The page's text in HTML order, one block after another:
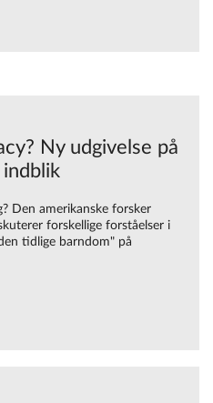
Ny udgivelse på
indblik
Den amerikanske forsker
forskellige forståelser i
tidlige barndom" på